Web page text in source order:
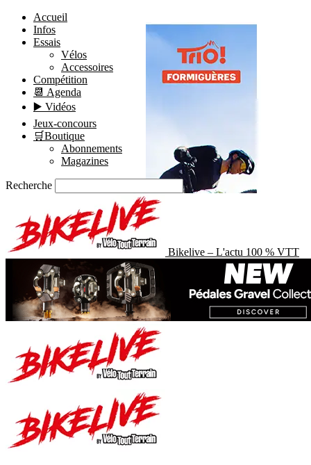
Accueil
Infos
Essais
Vélos
Accessoires
Compétition
📆 Agenda
▶️ Vidéos
Jeux-concours
🛒Boutique
Abonnements
Magazines
Recherche
Bikelive – L'actu 100 % VTT